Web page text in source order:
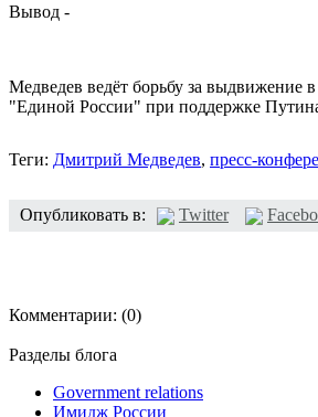
Вывод -
Медведев ведёт борьбу за выдвижение
"Единой России" при поддержке
Теги: Дмитрий Медведев, пресс-
Опубликовать в: Twitter
Комментарии: (0)
Разделы блога
Government relations
Имидж России